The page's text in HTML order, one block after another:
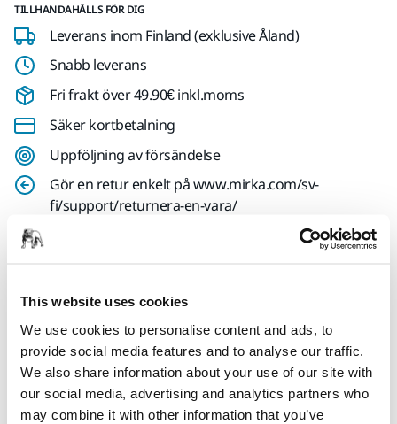
This website uses cookies
We use cookies to personalise content and ads, to
provide social media features and to analyse our traffic.
We also share information about your use of our site with
our social media, advertising and analytics partners who
may combine it with other information that you’ve
TILLHANDAHÅLLS FÖR DIG
Leverans inom Finland (exklusive Åland)
Snabb leverans
Fri frakt över 49.90€ inkl.moms
Säker kortbetalning
Uppföljning av försändelse
Gör en retur enkelt på www.mirka.com/sv-
fi/support/returnera-en-vara/
Teknisk specifikation
Nedladdningar